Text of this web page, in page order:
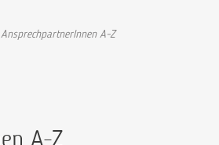
Erfolgsgeschichten
AnsprechpartnerInnen A-Z
A-Z